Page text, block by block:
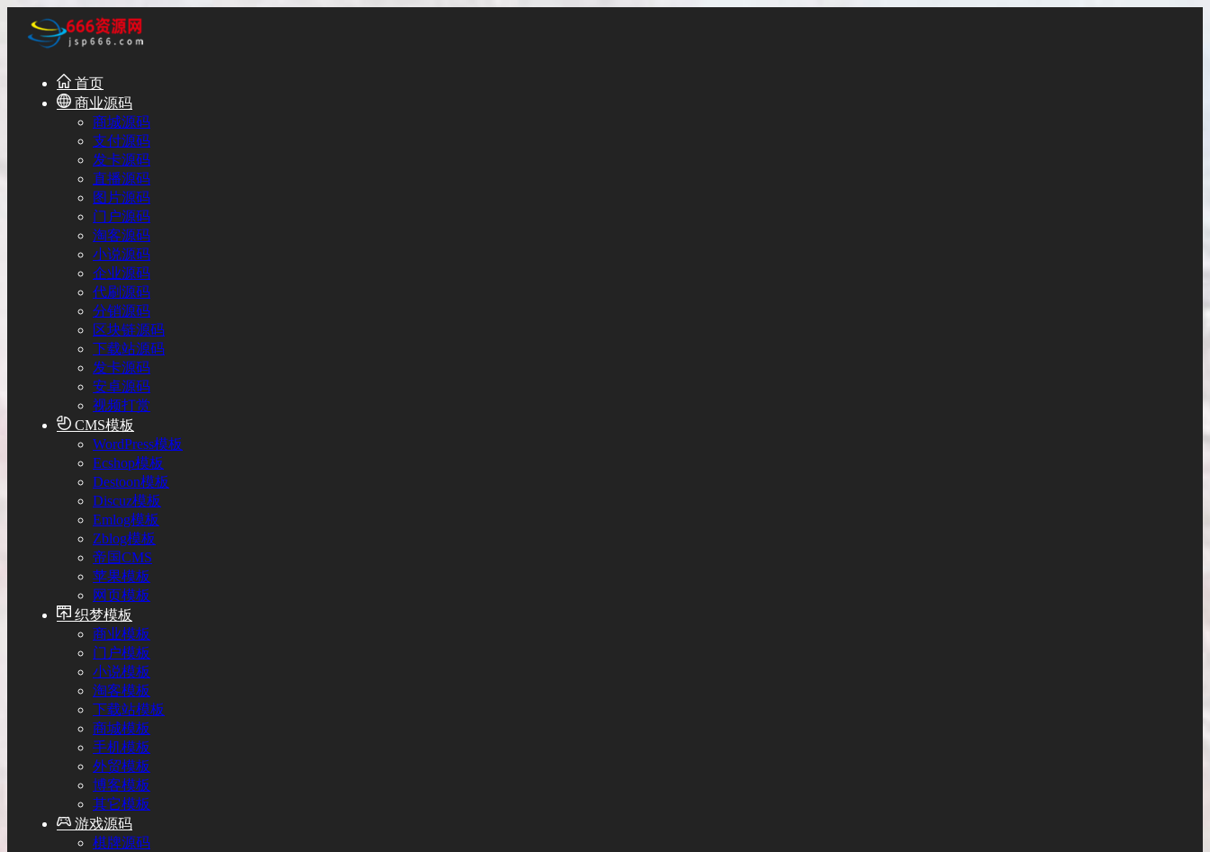
首页
商业源码
商城源码
支付源码
发卡源码
直播源码
图片源码
门户源码
淘客源码
小说源码
企业源码
代刷源码
分销源码
区块链源码
下载站源码
发卡源码
安卓源码
视频打赏
CMS模板
WordPress模板
Ecshop模板
Destoon模板
Discuz模板
Emlog模板
Zblog模板
帝国CMS
苹果模板
网页模板
织梦模板
商业模板
门户模板
小说模板
淘客模板
下载站模板
商城模板
手机模板
外贸模板
博客模板
其它模板
游戏源码
棋牌源码